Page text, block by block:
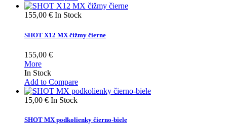
155,00 € In Stock
SHOT X12 MX čižmy čierne
155,00 €
More
In Stock
Add to Compare
15,00 € In Stock
SHOT MX podkolienky čierno-biele